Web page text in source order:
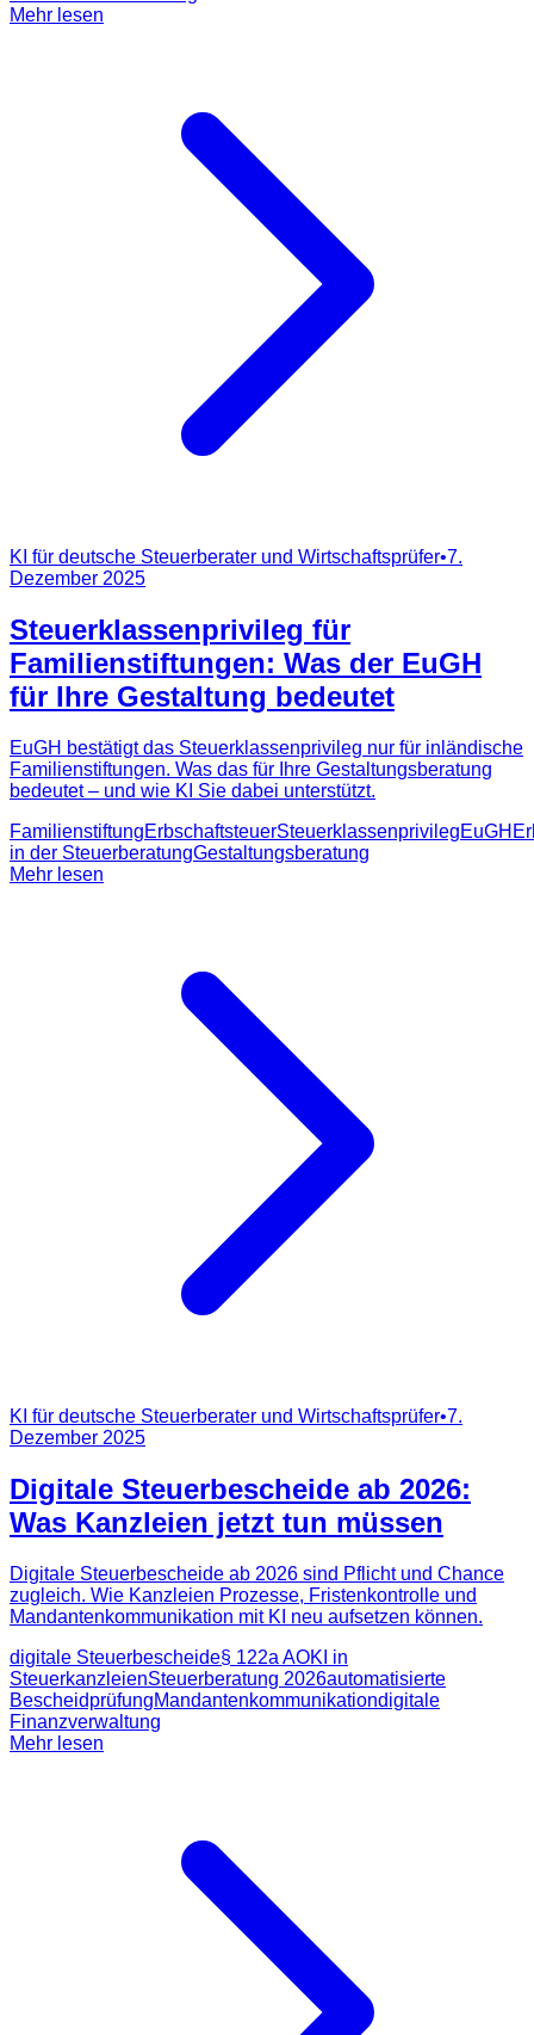
Mehr lesen
KI für deutsche Steuerberater und Wirtschaftsprüfer•7.
Dezember 2025
Steuerklassenprivileg für
Familienstiftungen: Was der EuGH
für Ihre Gestaltung bedeutet
EuGH bestätigt das Steuerklassenprivileg nur für inländische
Familienstiftungen. Was das für Ihre Gestaltungsberatung
bedeutet – und wie KI Sie dabei unterstützt.
FamilienstiftungErbschaftsteuerSteuerklassenprivilegEuGH
in der SteuerberatungGestaltungsberatung
Mehr lesen
KI für deutsche Steuerberater und Wirtschaftsprüfer•7.
Dezember 2025
Digitale Steuerbescheide ab 2026:
Was Kanzleien jetzt tun müssen
Digitale Steuerbescheide ab 2026 sind Pflicht und Chance
zugleich. Wie Kanzleien Prozesse, Fristenkontrolle und
Mandantenkommunikation mit KI neu aufsetzen können.
digitale Steuerbescheide§ 122a AOKI in
SteuerkanzleienSteuerberatung 2026automatisierte
BescheidprüfungMandantenkommunikationdigitale
Finanzverwaltung
Mehr lesen